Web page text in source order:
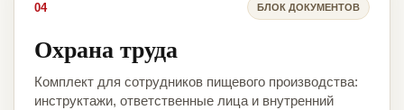
04 БЛОК ДОКУМЕНТОВ
Охрана труда
Комплект для сотрудников пищевого производства:
инструктажи, ответственные лица и внутренний